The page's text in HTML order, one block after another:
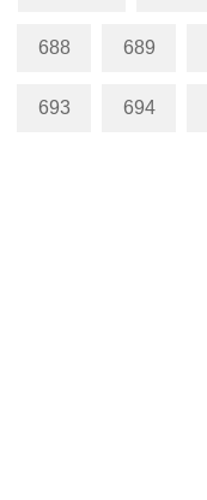
688 689
693 694